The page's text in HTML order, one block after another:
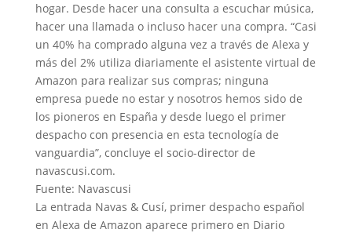
hogar. Desde hacer una consulta a escuchar música,
hacer una llamada o incluso hacer una compra. “Casi
un 40% ha comprado alguna vez a través de Alexa y
más del 2% utiliza diariamente el asistente virtual de
Amazon para realizar sus compras; ninguna
empresa puede no estar y nosotros hemos sido de
los pioneros en España y desde luego el primer
despacho con presencia en esta tecnología de
vanguardia”, concluye el socio-director de
navascusi.com.
Fuente: Navascusi
La entrada Navas & Cusí, primer despacho español
en Alexa de Amazon aparece primero en Diario